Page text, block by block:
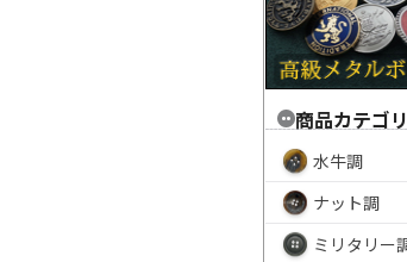
商品カテゴ
水牛調
ナット調
ミリタリー